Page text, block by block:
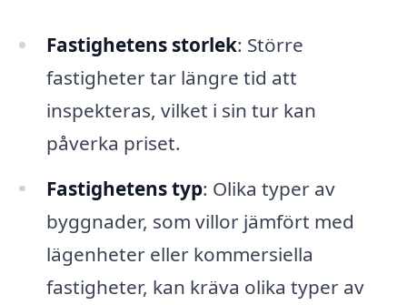
Fastighetens storlek: Större
fastigheter tar längre tid att
inspekteras, vilket i sin tur kan
påverka priset.
Fastighetens typ: Olika typer av
byggnader, som villor jämfört med
lägenheter eller kommersiella
fastigheter, kan kräva olika typer av